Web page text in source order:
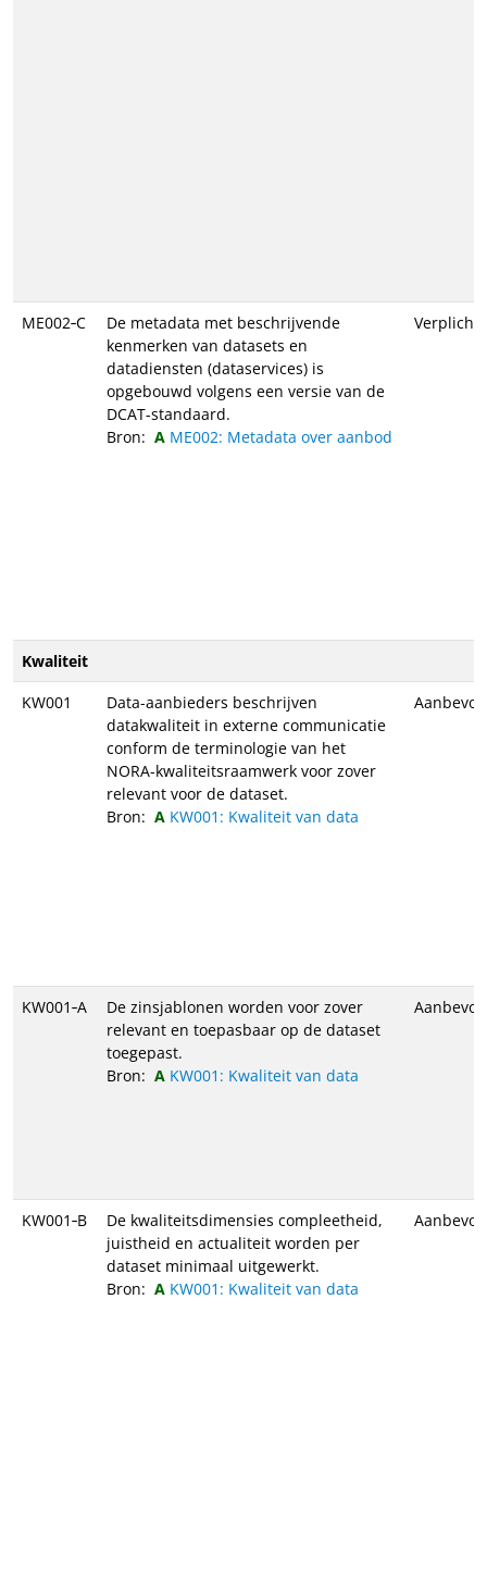
ME002‑C
De metadata met beschrijvende
kenmerken van datasets en
datadiensten (dataservices) is
opgebouwd volgens een versie van de
DCAT-standaard.
Bron:
ME002: Metadata over aanbod
Verplicht
Kwaliteit
KW001
Data-aanbieders beschrijven
datakwaliteit in externe communicatie
conform de terminologie van het
NORA-kwaliteitsraamwerk voor zover
relevant voor de dataset.
Bron:
KW001: Kwaliteit van data
KW001‑A
De zinsjablonen worden voor zover
relevant en toepasbaar op de dataset
toegepast.
Bron:
KW001: Kwaliteit van data
KW001‑B
De kwaliteitsdimensies compleetheid,
juistheid en actualiteit worden per
dataset minimaal uitgewerkt.
Bron:
KW001: Kwaliteit van data